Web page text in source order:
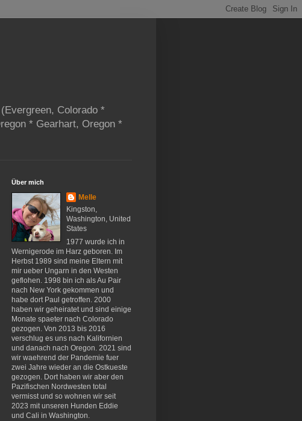
Colorado *
* Gearhart, Oregon *
Über mich
Melle
Kingston,
Washington, United
States
1977 wurde ich in
Wernigerode im Harz geboren. Im
Herbst 1989 sind meine Eltern mit
mir ueber Ungarn in den Westen
geflohen. 1998 bin ich als Au Pair
nach New York gekommen und
habe dort Paul getroffen. 2000
haben wir geheiratet und sind einige
Monate spaeter nach Colorado
gezogen. Von 2013 bis 2016
verschlug es uns nach Kalifornien
und danach nach Oregon. 2021 sind
wir waehrend der Pandemie fuer
zwei Jahre wieder an die Ostkueste
gezogen. Dort haben wir aber den
Pazifischen Nordwesten total
vermisst und so wohnen wir seit
2023 mit unseren Hunden Eddie
und Cali in Washington.